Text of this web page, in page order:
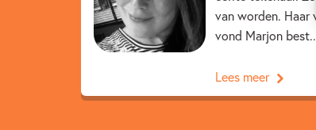
van worden. Haar
vond Marjon
Lees meer